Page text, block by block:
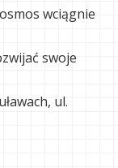
wciągnie
swoje
ul.